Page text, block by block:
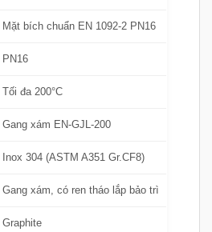
Mặt bích chuẩn EN 1092-2 PN16
PN16
Tối đa 200°C
Gang xám EN-GJL-200
Inox 304 (ASTM A351 Gr.CF8)
Gang xám, có ren tháo lắp bảo trì
Graphite